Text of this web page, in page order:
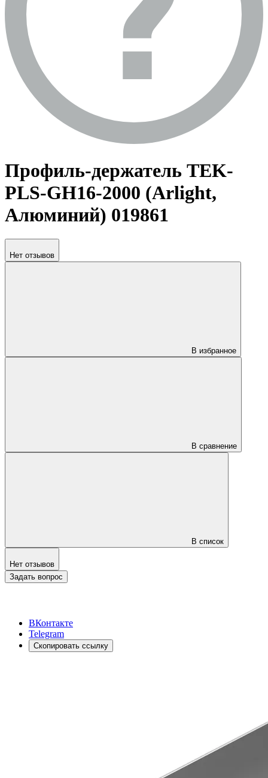
Профиль-держатель TEK-
PLS-GH16-2000 (Arlight,
Алюминий) 019861
Нет отзывов
В избранное
В сравнение
В список
Нет отзывов
Задать вопрос
ВКонтакте
Telegram
Скопировать ссылку